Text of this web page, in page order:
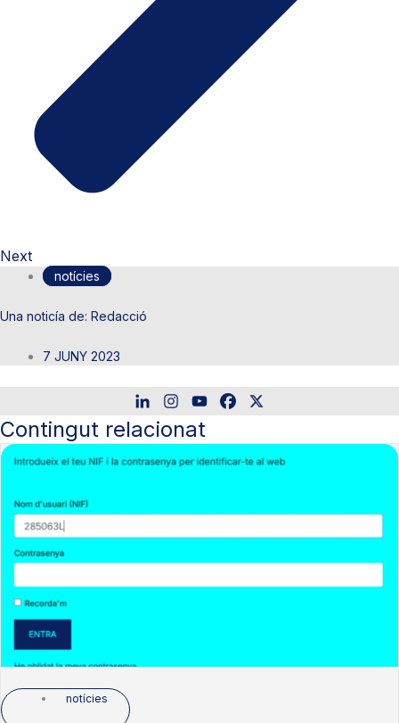
Next
notícies
Redacció
7 JUNY 2023
Contingut relacionat
notícies